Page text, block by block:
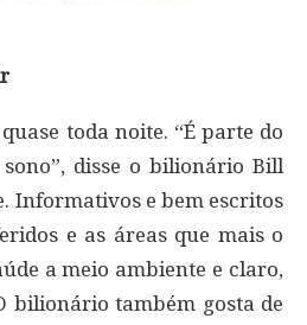
toda noite. “É parte do
disse o bilionário Bill
Informativos e bem escritos
e as áreas que mais o
a meio ambiente e claro,
bilionário também gosta de